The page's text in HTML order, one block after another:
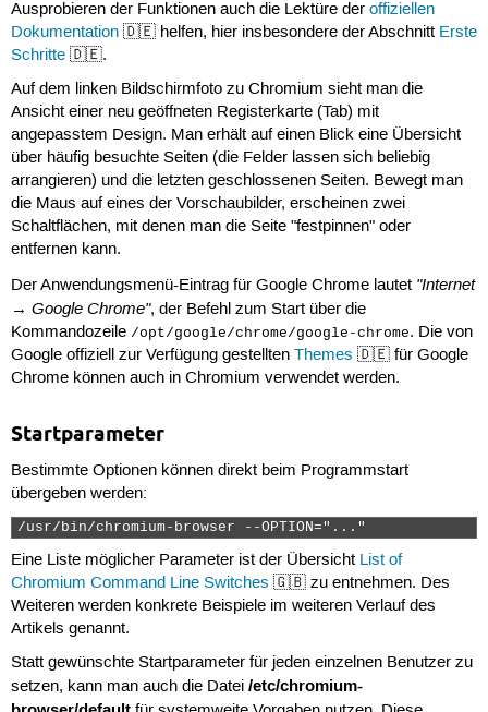
Ausprobieren der Funktionen auch die Lektüre der offiziellen
Dokumentation🇩🇪 helfen, hier insbesondere der Abschnitt Erste
Schritte🇩🇪.
Auf dem linken Bildschirmfoto zu Chromium sieht man die
Ansicht einer neu geöffneten Registerkarte (Tab) mit
angepasstem Design. Man erhält auf einen Blick eine Übersicht
über häufig besuchte Seiten (die Felder lassen sich beliebig
arrangieren) und die letzten geschlossenen Seiten. Bewegt man
die Maus auf eines der Vorschaubilder, erscheinen zwei
Schaltflächen, mit denen man die Seite "festpinnen" oder
entfernen kann.
Der Anwendungsmenü-Eintrag für Google Chrome lautet "Internet
→ Google Chrome", der Befehl zum Start über die
Kommandozeile /opt/google/chrome/google-chrome. Die von
Google offiziell zur Verfügung gestellten Themes 🇩🇪 für Google
Chrome können auch in Chromium verwendet werden.
Startparameter
Bestimmte Optionen können direkt beim Programmstart
übergeben werden:
/usr/bin/chromium-browser --OPTION="..."
Eine Liste möglicher Parameter ist der Übersicht List of
Chromium Command Line Switches 🇬🇧 zu entnehmen. Des
Weiteren werden konkrete Beispiele im weiteren Verlauf des
Artikels genannt.
Statt gewünschte Startparameter für jeden einzelnen Benutzer zu
setzen, kann man auch die Datei /etc/chromium-